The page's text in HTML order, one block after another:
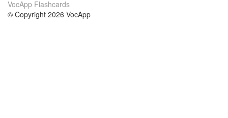
VocApp Flashcards
© Copyright 2026 VocApp